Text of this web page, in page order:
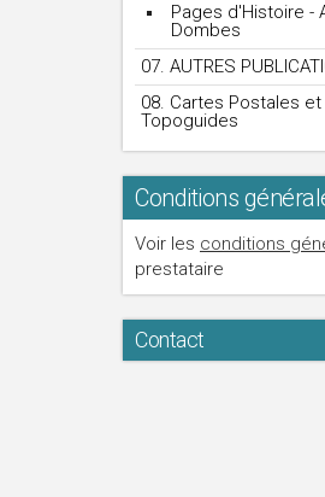
Pages d'Histoire -
Dombes
07. AUTRES
08. Cartes Postales
Topoguides
Conditions
Voir les conditions
prestataire
Contact